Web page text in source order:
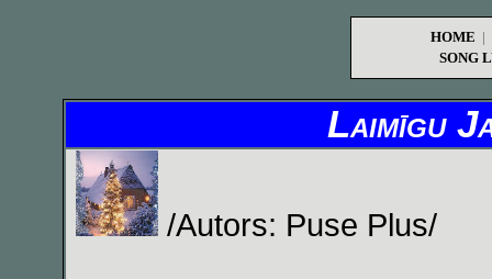
HOME |
SONG
Laimīgu
/Autors: Puse Plus/